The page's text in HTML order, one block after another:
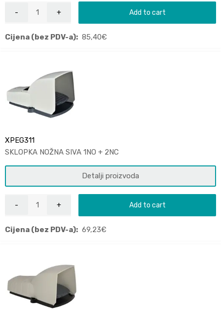
Add to cart
Cijena (bez PDV-a): 85,40€
XPEG311
SKLOPKA NOŽNA SIVA 1NO + 2NC
Detalji proizvoda
Add to cart
Cijena (bez PDV-a): 69,23€